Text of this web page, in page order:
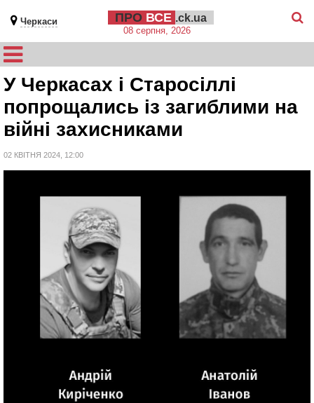
Черкаси ПРО ВСЕ .ck.ua
08 серпня, 2026
У Черкасах і Старосіллі
попрощались із загиблими на
війні захисниками
02 КВІТНЯ 2024, 12:00